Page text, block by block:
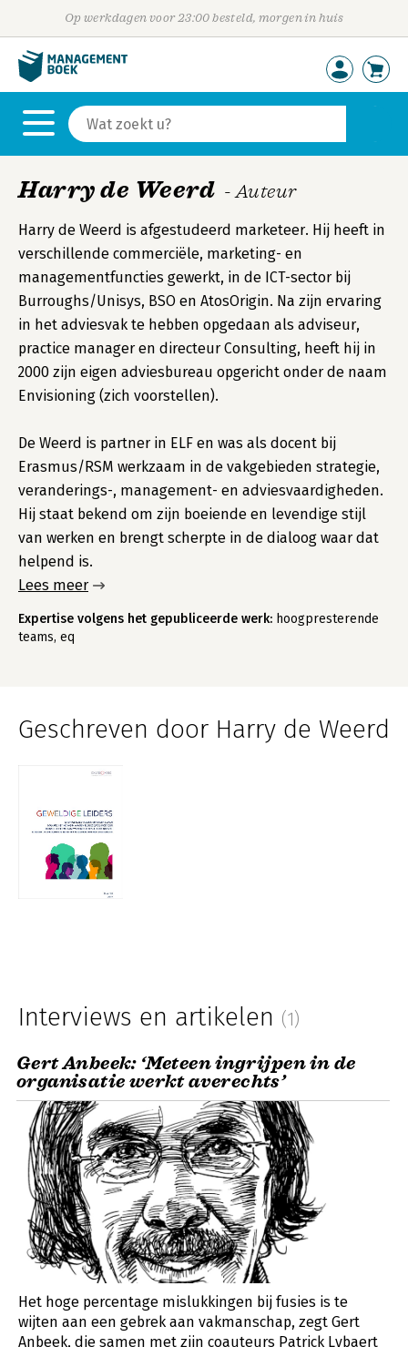
Op werkdagen voor 23:00 besteld, morgen in huis
Harry de Weerd - Auteur
Harry de Weerd is afgestudeerd marketeer. Hij heeft in
verschillende commerciële, marketing- en
managementfuncties gewerkt, in de ICT-sector bij
Burroughs/Unisys, BSO en AtosOrigin. Na zijn ervaring
in het adviesvak te hebben opgedaan als adviseur,
practice manager en directeur Consulting, heeft hij in
2000 zijn eigen adviesbureau opgericht onder de naam
Envisioning (zich voorstellen).
De Weerd is partner in ELF en was als docent bij
Erasmus/RSM werkzaam in de vakgebieden strategie,
veranderings-, management- en adviesvaardigheden.
Hij staat bekend om zijn boeiende en levendige stijl
van werken en brengt scherpte in de dialoog waar dat
helpend is.
Lees meer
Expertise volgens het gepubliceerde werk: hoogpresterende
teams, eq
Geschreven door Harry de Weerd
Interviews en artikelen (1)
Gert Anbeek: ‘Meteen ingrijpen in de
organisatie werkt averechts’
Het hoge percentage mislukkingen bij fusies is te
wijten aan een gebrek aan vakmanschap, zegt Gert
Anbeek, die samen met zijn coauteurs Patrick Lybaert